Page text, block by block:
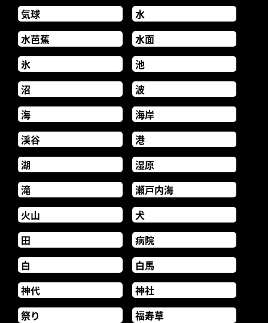
気球
水
水芭蕉
水面
氷
池
沼
波
海
海岸
渓谷
港
湖
湿原
滝
瀬戸内海
火山
犬
田
病院
白
白馬
神代
神社
祭り
福寿草